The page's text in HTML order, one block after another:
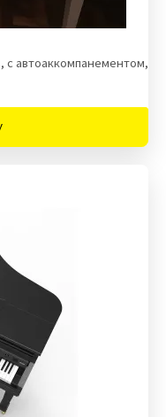
с автоаккомпанементом,